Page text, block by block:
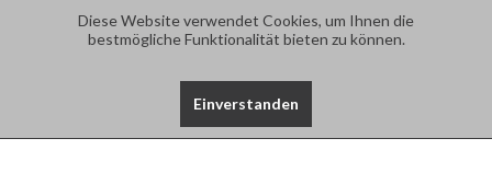
Diese Website verwendet Cookies, um Ihnen die
bestmögliche Funktionalität bieten zu können.
Einverstanden